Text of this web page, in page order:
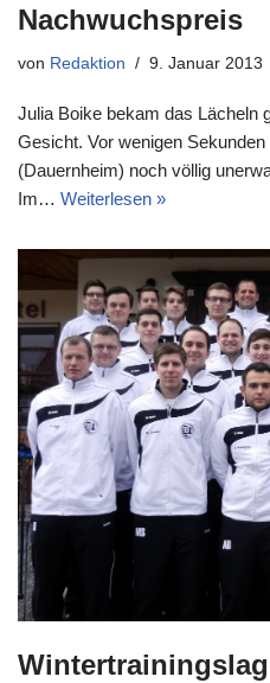
Nachwuchspreis
von Redaktion 9. Januar 2013
Julia Boike bekam das Lächeln
Gesicht. Vor wenigen
(Dauernheim) noch völlig
Im… Weiterlesen »